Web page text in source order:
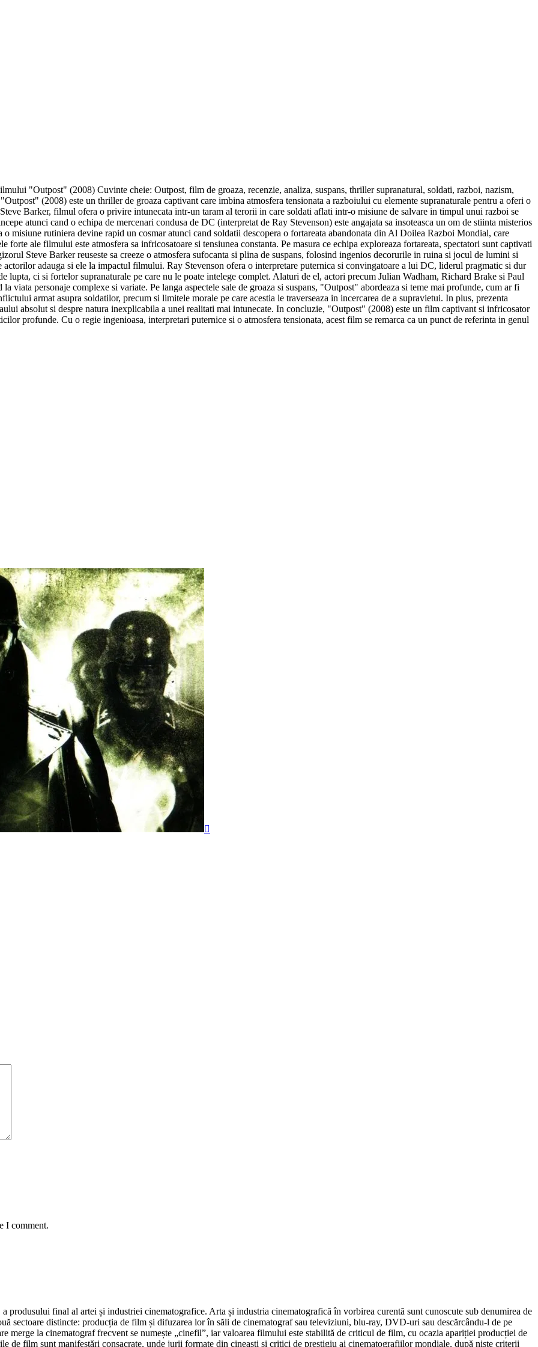
"Outpost" (2008) Cuvinte cheie: Outpost, film de groaza, recenzie, analiza, suspans, thriller supranatural, soldati, razboi, nazism,
(2008) este un thriller de groaza captivant care imbina atmosfera tensionata a razboiului cu elemente supranaturale pentru a oferi o
Barker, filmul ofera o privire intunecata intr-un taram al terorii in care soldati aflati intr-o misiune de salvare in timpul unui razboi se
atunci cand o echipa de mercenari condusa de DC (interpretat de Ray Stevenson) este angajata sa insoteasca un om de stiinta misterios
o misiune rutiniera devine rapid un cosmar atunci cand soldatii descopera o fortareata abandonata din Al Doilea Razboi Mondial, care
forte ale filmului este atmosfera sa infricosatoare si tensiunea constanta. Pe masura ce echipa exploreaza fortareata, spectatori sunt captivati
Steve Barker reuseste sa creeze o atmosfera sufocanta si plina de suspans, folosind ingenios decorurile in ruina si jocul de lumini si
adauga si ele la impactul filmului. Ray Stevenson ofera o interpretare puternica si convingatoare a lui DC, liderul pragmatic si dur
lupta, ci si fortelor supranaturale pe care nu le poate intelege complet. Alaturi de el, actori precum Julian Wadham, Richard Brake si Paul
viata personaje complexe si variate. Pe langa aspectele sale de groaza si suspans, "Outpost" abordeaza si teme mai profunde, cum ar fi
armat asupra soldatilor, precum si limitele morale pe care acestia le traverseaza in incercarea de a supravietui. In plus, prezenta
absolut si despre natura inexplicabila a unei realitati mai intunecate. In concluzie, "Outpost" (2008) este un film captivant si infricosator
profunde. Cu o regie ingenioasa, interpretari puternice si o atmosfera tensionata, acest film se remarca ca un punct de referinta in genul
I comment.
produsului final al artei și industriei cinematografice. Arta și industria cinematografică în vorbirea curentă sunt cunoscute sub denumirea de
sectoare distincte: producția de film și difuzarea lor în săli de cinematograf sau televiziuni, blu-ray, DVD-uri sau descărcându-l de pe
merge la cinematograf frecvent se numește „cinefil”, iar valoarea filmului este stabilită de criticul de film, cu ocazia apariției producției de
de film sunt manifestări consacrate, unde jurii formate din cineaști și critici de prestigiu ai cinematografiilor mondiale, după niște criterii